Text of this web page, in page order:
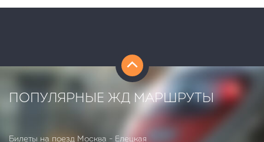
21:44
пути:
52
минуты
ПОПУЛЯРНЫЕ ЖД МАРШРУТЫ
Билеты на поезд Москва - Елецкая